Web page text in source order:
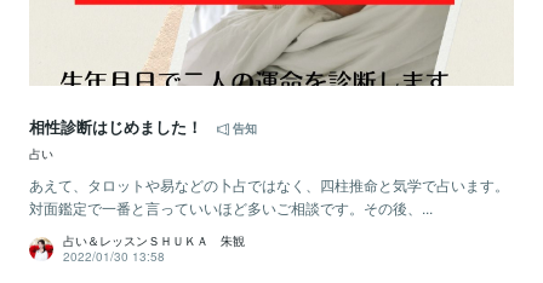
相性診断はじめました！
告知
占い
あえて、タロットや易などの卜占ではなく、四柱推命と気学で占います。
対面鑑定で一番と言っていいほど多いご相談です。その後、...
占い＆レッスンＳＨＵＫＡ 朱観
2022/01/30 13:58